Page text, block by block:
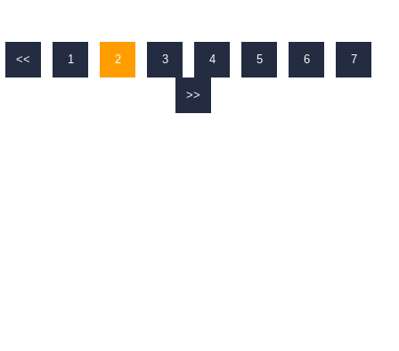
<< 1 2 3 4 5 6 7
>>